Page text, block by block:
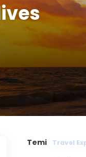
Temi Travel